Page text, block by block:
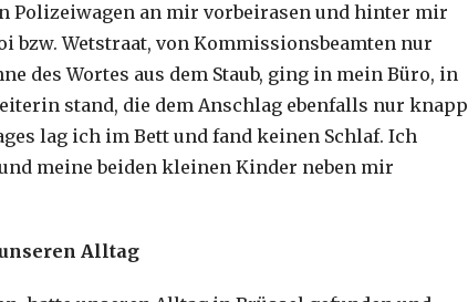
Polizeiwagen an mir vorbeirasen und hinter mir
bzw. Wetstraat, von Kommissionsbeamten nur
des Wortes aus dem Staub, ging in mein Büro, in
stand, die dem Anschlag ebenfalls nur knapp
lag ich im Bett und fand keinen Schlaf. Ich
meine beiden kleinen Kinder neben mir
Alltag